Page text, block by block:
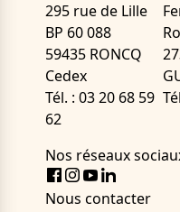
295 rue de Lille
BP 60 088
59435 RONCQ
Cedex
Tél. : 03 20 68 59
62
Nos réseaux
Facebook
Instagram
Youtube
Nous contacter